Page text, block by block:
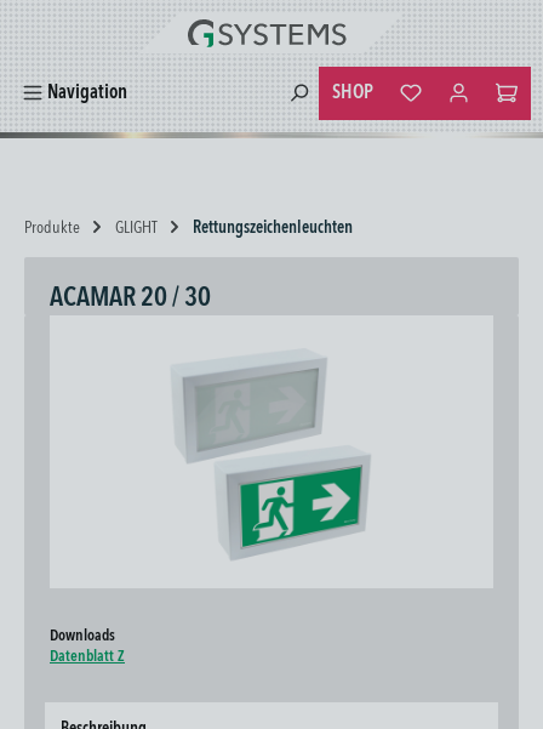
springen
Navigation SHOP
Du hast 0
Produkte GLIGHT Rettungszeichenleuchten
ACAMAR 20 / 30
Downloads
Datenblatt Z